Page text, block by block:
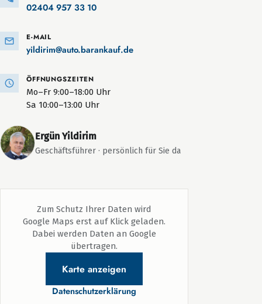
02404 957 33 10
E-MAIL
yildirim@auto.barankauf.de
ÖFFNUNGSZEITEN
Mo–Fr 9:00–18:00 Uhr
Sa 10:00–13:00 Uhr
Ergün Yildirim
Geschäftsführer · persönlich für Sie da
Zum Schutz Ihrer Daten wird
Google Maps erst auf Klick geladen.
Dabei werden Daten an Google
übertragen.
Karte anzeigen
Datenschutzerklärung